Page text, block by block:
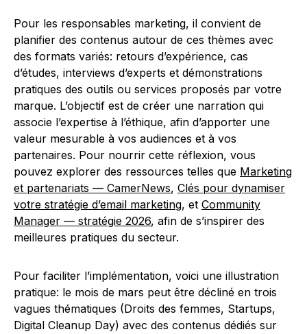
Pour les responsables marketing, il convient de
planifier des contenus autour de ces thèmes avec
des formats variés: retours d’expérience, cas
d’études, interviews d’experts et démonstrations
pratiques des outils ou services proposés par votre
marque. L’objectif est de créer une narration qui
associe l’expertise à l’éthique, afin d’apporter une
valeur mesurable à vos audiences et à vos
partenaires. Pour nourrir cette réflexion, vous
pouvez explorer des ressources telles que Marketing
et partenariats — CamerNews, Clés pour dynamiser
votre stratégie d’email marketing, et Community
Manager — stratégie 2026, afin de s’inspirer des
meilleures pratiques du secteur.
Pour faciliter l’implémentation, voici une illustration
pratique: le mois de mars peut être décliné en trois
vagues thématiques (Droits des femmes, Startups,
Digital Cleanup Day) avec des contenus dédiés sur